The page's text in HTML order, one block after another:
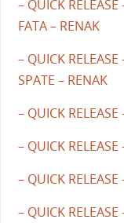
– QUICK
FATA – RENAK
– QUICK
SPATE – RENAK
– QUICK
– QUICK RELEASE
– QUICK RELEASE
– QUICK RELEASE